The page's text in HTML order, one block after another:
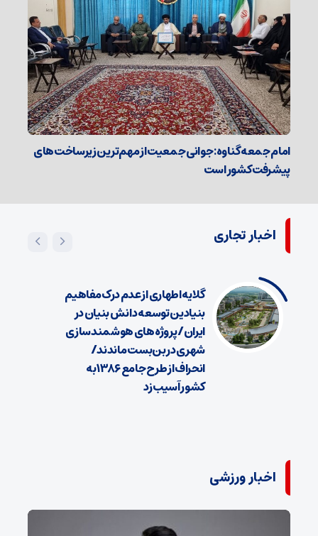
امام جمعه گناوه: جوانی جمعیت از مهم‌ترین زیرساخت‌های
پیشرفت کشور است
اخبار تجاری
گلایه اطهاری از عدم درک مفاهیم
بنیادین توسعه دانش بنیان در
ایران/ پروژه‌های هوشمندسازی
شهری در بن‌بست ماندند/
انحراف از طرح جامع ۱۳۸۶ به
کشور آسیب زد
اخبار ورزشی